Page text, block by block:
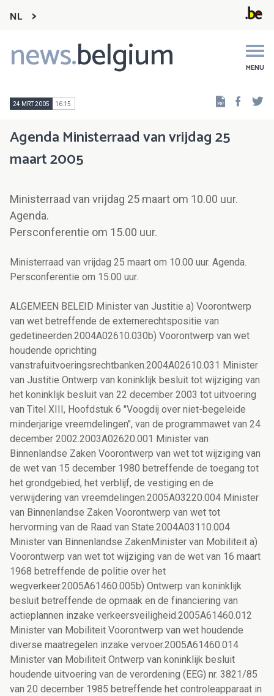
NL
news.belgium MENU
Main
navigation
24 MRT 2005 16:15
Agenda Ministerraad van vrijdag 25
maart 2005
Ministerraad van vrijdag 25 maart om 10.00 uur.
Agenda.
Persconferentie om 15.00 uur.
Ministerraad van vrijdag 25 maart om 10.00 uur. Agenda.
Persconferentie om 15.00 uur.
ALGEMEEN BELEID Minister van Justitie a) Voorontwerp
van wet betreffende de externerechtspositie van
gedetineerden.2004A02610.030b) Voorontwerp van wet
houdende oprichting
vanstrafuitvoeringsrechtbanken.2004A02610.031 Minister
van Justitie Ontwerp van koninklijk besluit tot wijziging van
het koninklijk besluit van 22 december 2003 tot uitvoering
van Titel XIII, Hoofdstuk 6 "Voogdij over niet-begeleide
minderjarige vreemdelingen", van de programmawet van 24
december 2002.2003A02620.001 Minister van
Binnenlandse Zaken Voorontwerp van wet tot wijziging van
de wet van 15 december 1980 betreffende de toegang tot
het grondgebied, het verblijf, de vestiging en de
verwijdering van vreemdelingen.2005A03220.004 Minister
van Binnenlandse Zaken Voorontwerp van wet tot
hervorming van de Raad van State.2004A03110.004
Minister van Binnenlandse ZakenMinister van Mobiliteit a)
Voorontwerp van wet tot wijziging van de wet van 16 maart
1968 betreffende de politie over het
wegverkeer.2005A61460.005b) Ontwerp van koninklijk
besluit betreffende de opmaak en de financiering van
actieplannen inzake verkeersveiligheid.2005A61460.012
Minister van Mobiliteit Voorontwerp van wet houdende
diverse maatregelen inzake vervoer.2005A61460.014
Minister van Mobiliteit Ontwerp van koninklijk besluit
houdende uitvoering van de verordening (EEG) nr. 3821/85
van 20 december 1985 betreffende het controleapparaat in